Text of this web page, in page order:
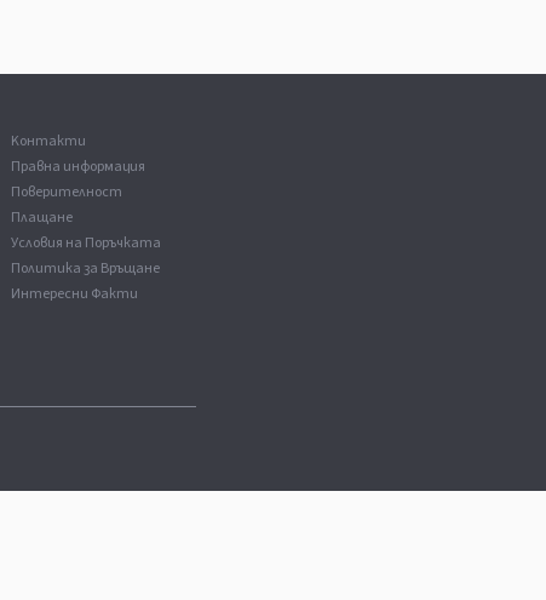
Kонтакти
Правна информация
Поверителност
Плащане
Условия на Поръчката
Политика за Връщане
Интересни Факти